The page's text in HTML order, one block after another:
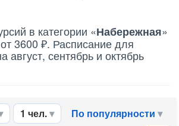
в категории «Набережная»
3600 ₽. Расписание для
август, сентябрь и октябрь
1 чел. По популярности